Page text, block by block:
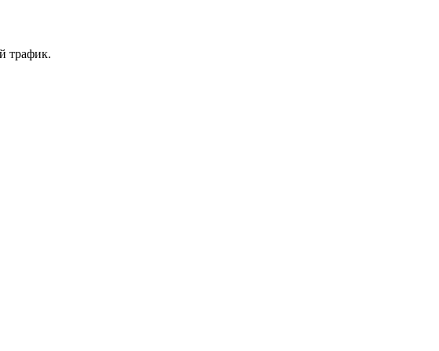
трафик.